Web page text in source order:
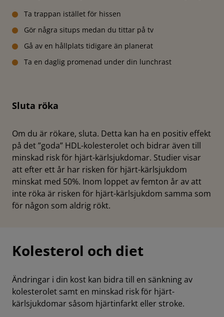
Ta trappan istället för hissen
Gör några situps medan du tittar på tv
Gå av en hållplats tidigare än planerat
Ta en daglig promenad under din lunchrast
Sluta röka
Om du är rökare, sluta. Detta kan ha en positiv effekt
på det ”goda” HDL-kolesterolet och bidrar även till
minskad risk för hjärt-kärlsjukdomar. Studier visar
att efter ett år har risken för hjärt-kärlsjukdom
minskat med 50%. Inom loppet av femton år av att
inte röka är risken för hjärt-kärlsjukdom samma som
för någon som aldrig rökt.
Kolesterol och diet
Ändringar i din kost kan bidra till en sänkning av
kolesterolet samt en minskad risk för hjärt-
kärlsjukdomar såsom hjärtinfarkt eller stroke.